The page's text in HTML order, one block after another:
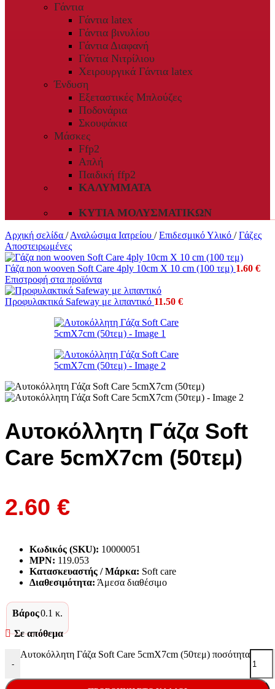
Γάντια
Γάντια latex
Γάντια βινυλίου
Γάντια Διαφανή
Γάντια Νιτρίλιου
Χειρουργικά Γάντια latex
Ένδυση
Εξεταστικές Μπλούζες
Ποδονάρια
Σκουφάκια
Μάσκες
Ffp2
Απλή
Παιδική ffp2
ΚΑΛΎΜΜΑΤΑ
ΚΥΤΊΑ ΜΟΛΥΣΜΑΤΙΚΏΝ
Αρχική σελίδα / Αναλώσιμα Ιατρείου / Επιδεσμικό Υλικό / Γάζες
Αποστειρωμένες
Γάζα non wooven Soft Care 4ply 10cm X 10 cm (100 τεμ) 1.60 €
Επιστροφή στα προϊόντα
Προφυλακτικά Safeway με λιπαντικό 11.50 €
Αυτοκόλλητη Γάζα Soft
Care 5cmX7cm (50τεμ)
2.60 €
Κωδικός (SKU): 10000051
MPN: 119.053
Κατασκευαστής / Μάρκα: Soft care
Διαθεσιμότητα: Άμεσα διαθέσιμο
Βάρος0.1 κ.
Σε απόθεμα
-
Αυτοκόλλητη Γάζα Soft Care 5cmX7cm (50τεμ) ποσότητα